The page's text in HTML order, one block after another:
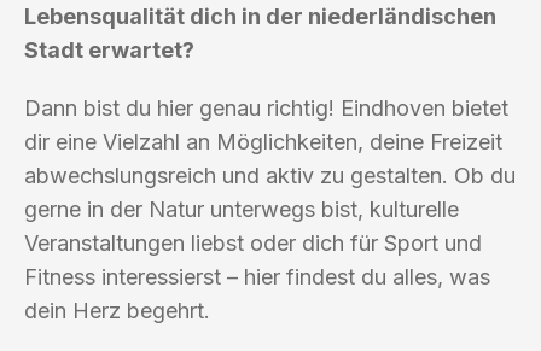
Lebensqualität dich in der niederländischen
Stadt erwartet?
Dann bist du hier genau richtig! Eindhoven bietet
dir eine Vielzahl an Möglichkeiten, deine Freizeit
abwechslungsreich und aktiv zu gestalten. Ob du
gerne in der Natur unterwegs bist, kulturelle
Veranstaltungen liebst oder dich für Sport und
Fitness interessierst – hier findest du alles, was
dein Herz begehrt.